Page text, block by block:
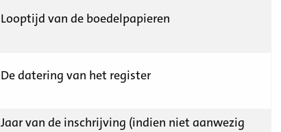
Looptijd van de boedelpapieren
De datering van het register
Jaar van de inschrijving (indien niet aanwezig